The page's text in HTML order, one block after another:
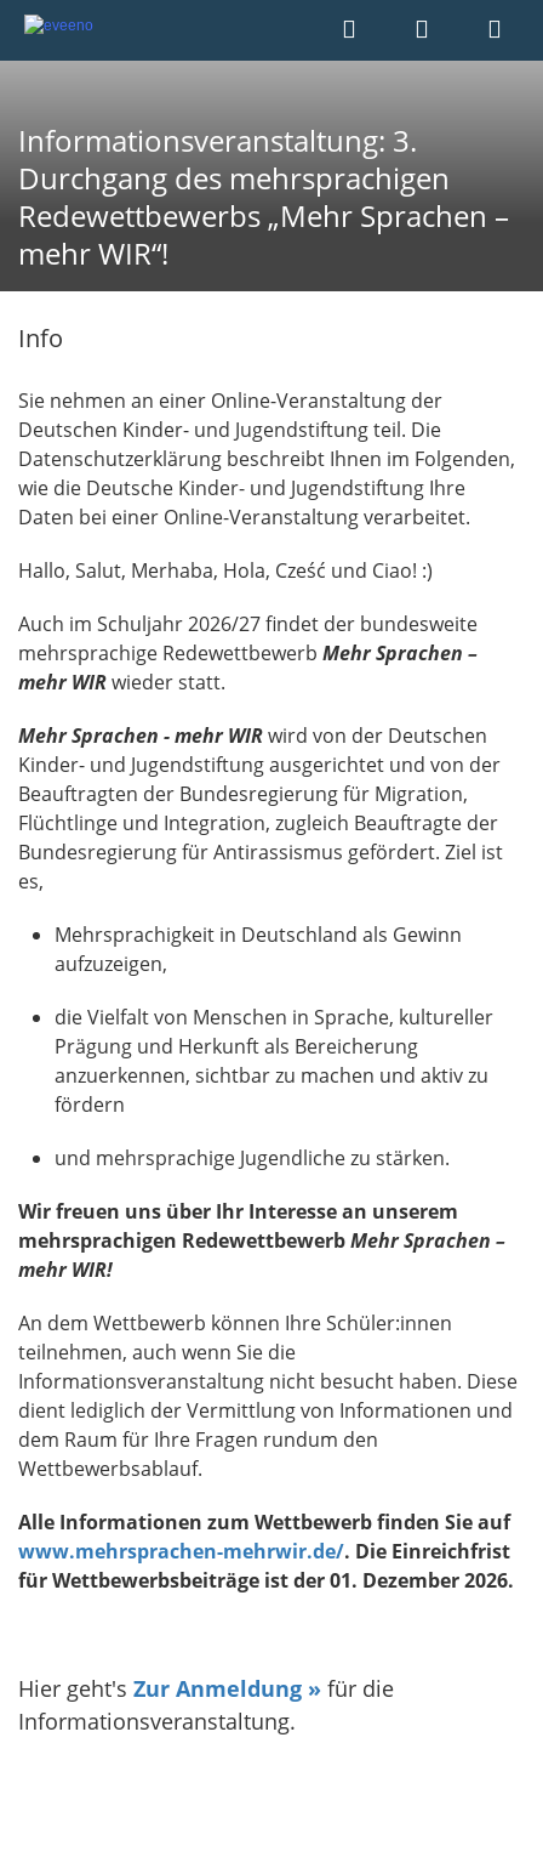
Informationsveranstaltung: 3.
Durchgang des mehrsprachigen
Redewettbewerbs „Mehr Sprachen –
mehr WIR“!
Info
Sie nehmen an einer Online-Veranstaltung der
Deutschen Kinder- und Jugendstiftung teil. Die
Datenschutzerklärung beschreibt Ihnen im Folgenden,
wie die Deutsche Kinder- und Jugendstiftung Ihre
Daten bei einer Online-Veranstaltung verarbeitet.
Hallo, Salut, Merhaba, Hola, Cześć und Ciao! :)
Auch im Schuljahr 2026/27 findet der bundesweite
mehrsprachige Redewettbewerb Mehr Sprachen –
mehr WIRwieder statt.
Mehr Sprachen - mehr WIRwird von der Deutschen
Kinder- und Jugendstiftung ausgerichtet und von der
Beauftragten der Bundesregierung für Migration,
Flüchtlinge und Integration, zugleich Beauftragte der
Bundesregierung für Antirassismus gefördert. Ziel ist
es,
Mehrsprachigkeit in Deutschland als Gewinn
aufzuzeigen,
die Vielfalt von Menschen in Sprache, kultureller
Prägung und Herkunft als Bereicherung
anzuerkennen, sichtbar zu machen und aktiv zu
fördern
und mehrsprachige Jugendliche zu stärken.
Wir freuen uns über Ihr Interesse an unserem
mehrsprachigen RedewettbewerbMehr Sprachen –
mehr WIR!
An dem Wettbewerb können Ihre Schüler:innen
teilnehmen, auch wenn Sie die
Informationsveranstaltung nicht besucht haben. Diese
dient lediglich der Vermittlung von Informationen und
dem Raum für Ihre Fragen rundum den
Wettbewerbsablauf.
Alle Informationen zum Wettbewerb finden Sie auf
www.mehrsprachen-mehrwir.de/. Die Einreichfrist
für Wettbewerbsbeiträge ist der 01. Dezember 2026.
Hier geht's Zur Anmeldung » für die
Informationsveranstaltung.